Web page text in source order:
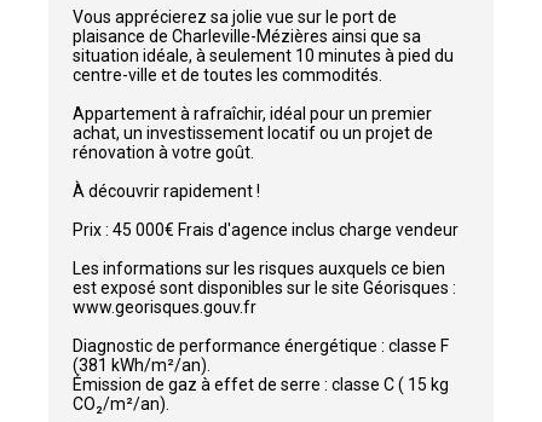
Vous apprécierez sa jolie vue sur le port de
plaisance de Charleville-Mézières ainsi que sa
situation idéale, à seulement 10 minutes à pied du
centre-ville et de toutes les commodités.
Appartement à rafraîchir, idéal pour un premier
achat, un investissement locatif ou un projet de
rénovation à votre goût.
À découvrir rapidement !
Prix : 45 000€ Frais d'agence inclus charge vendeur
Les informations sur les risques auxquels ce bien
est exposé sont disponibles sur le site Géorisques :
www.georisques.gouv.fr
Diagnostic de performance énergétique : classe F
(381 kWh/m²/an).
Émission de gaz à effet de serre : classe C ( 15 kg
CO₂/m²/an).